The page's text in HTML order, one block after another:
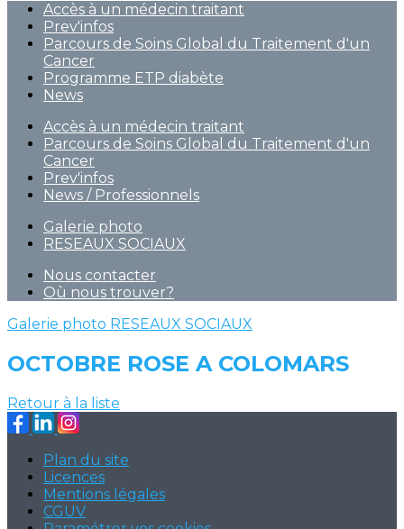
Accès à un médecin traitant
Prev'infos
Parcours de Soins Global du Traitement d'un
Cancer
Programme ETP diabète
News
Accès à un médecin traitant
Parcours de Soins Global du Traitement d'un
Cancer
Prev'infos
News / Professionnels
Galerie photo
RESEAUX SOCIAUX
Nous contacter
Où nous trouver?
Galerie photo RESEAUX SOCIAUX
OCTOBRE ROSE A COLOMARS
Retour à la liste
Plan du site
Licences
Mentions légales
CGUV